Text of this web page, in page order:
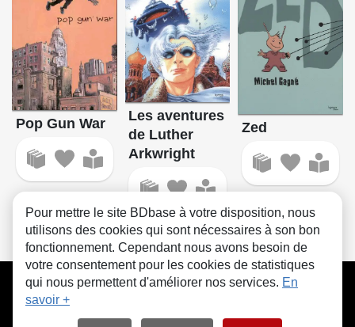
Pop Gun War
Les aventures
de Luther
Arkwright
Zed
CGU FAQ Contact Cookies
Pour mettre le site BDbase à votre disposition, nous
utilisons des cookies qui sont nécessaires à son bon
fonctionnement. Cependant nous avons besoin de
votre consentement pour les cookies de statistiques
qui nous permettent d'améliorer nos services. En
savoir +